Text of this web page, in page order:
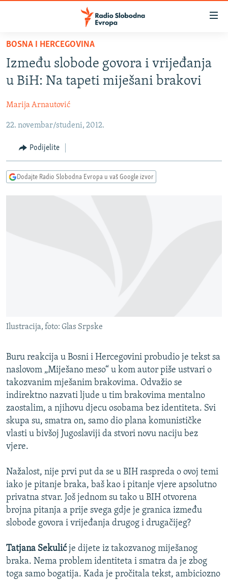
Pređite
glavni
sadržaj
na
navigaciju
Pređite
pretragu
KOSOVO
CRNA GORA
VIZUELNO
FOTOGALERIJE
PODCASTI
RAT U UKRAJINI
POPLAVE I KLIZIŠTA U BIH 2024.
POST SCRIPTUM
MOJA EVROPA
TRI DECENIJE OD RATA U BIH
SVE KARTE DEJTONA
NASTANAK I RASPAD JUGOSLAVIJE
Sve RFE/RL stranice
BOSNA I HERCEGOVINA
Između slobode govora i vrijeđanja
u BiH: Na tapeti miješani brakovi
Marija Arnautović
22. novembar/studeni, 2012.
Podijelite
Dodajte Radio Slobodna Evropa u vaš Google izvor
Ilustracija, foto: Glas Srpske
Buru reakcija u Bosni i Hercegovini probudio je tekst sa
naslovom „Miješano meso“ u kom autor piše ustvari o
takozvanim mješanim brakovima. Odvažio se
indirektno nazvati ljude u tim brakovima mentalno
zaostalim, a njihovu djecu osobama bez identiteta. Svi
skupa su, smatra on, samo dio plana komunističke
vlasti u bivšoj Jugoslaviji da stvori novu naciju bez
vjere.
Nažalost, nije prvi put da se u BIH raspreda o ovoj temi
iako je pitanje braka, baš kao i pitanje vjere apsolutno
privatna stvar. Još jednom su tako u BIH otvorena
brojna pitanja a prije svega gdje je granica između
slobode govora i vrijeđanja drugog i drugačijeg?
Tatjana Sekulićje dijete iz takozvanog miješanog
braka. Nema problem identiteta i smatra da je zbog
toga samo bogatija. Kada je pročitala tekst, ambiciozno